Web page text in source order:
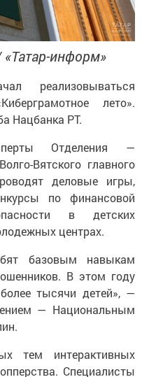
информ»
реализовываться
лето».
Нацбанка РТ.
Отделения —
Вятского главного
деловые игры,
по финансовой
в детских
центрах.
базовым навыкам
В этом году
тысячи детей», —
— Национальным
тем интерактивных
Специалисты